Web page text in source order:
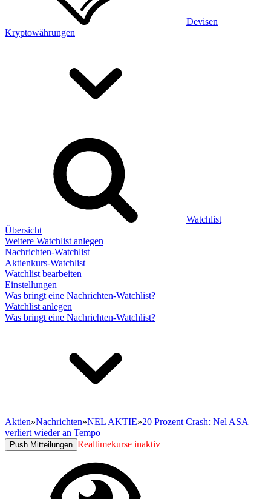
Devisen
Kryptowährungen
Watchlist
Übersicht
Weitere Watchlist anlegen
Nachrichten-Watchlist
Aktienkurs-Watchlist
Watchlist bearbeiten
Einstellungen
Was bringt eine Nachrichten-Watchlist?
Watchlist anlegen
Was bringt eine Nachrichten-Watchlist?
Aktien»Nachrichten»NEL AKTIE»20 Prozent Crash: Nel ASA
verliert wieder an Tempo
Push Mitteilungen Realtimekurse inaktiv